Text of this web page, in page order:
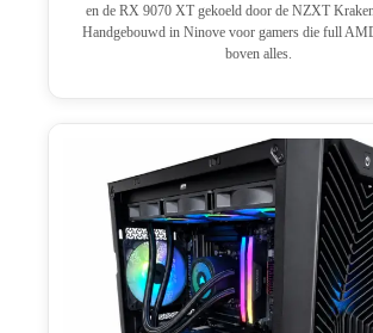
en de RX 9070 XT gekoeld door de NZXT
Handgebouwd in Ninove voor gamers die full
boven alles.